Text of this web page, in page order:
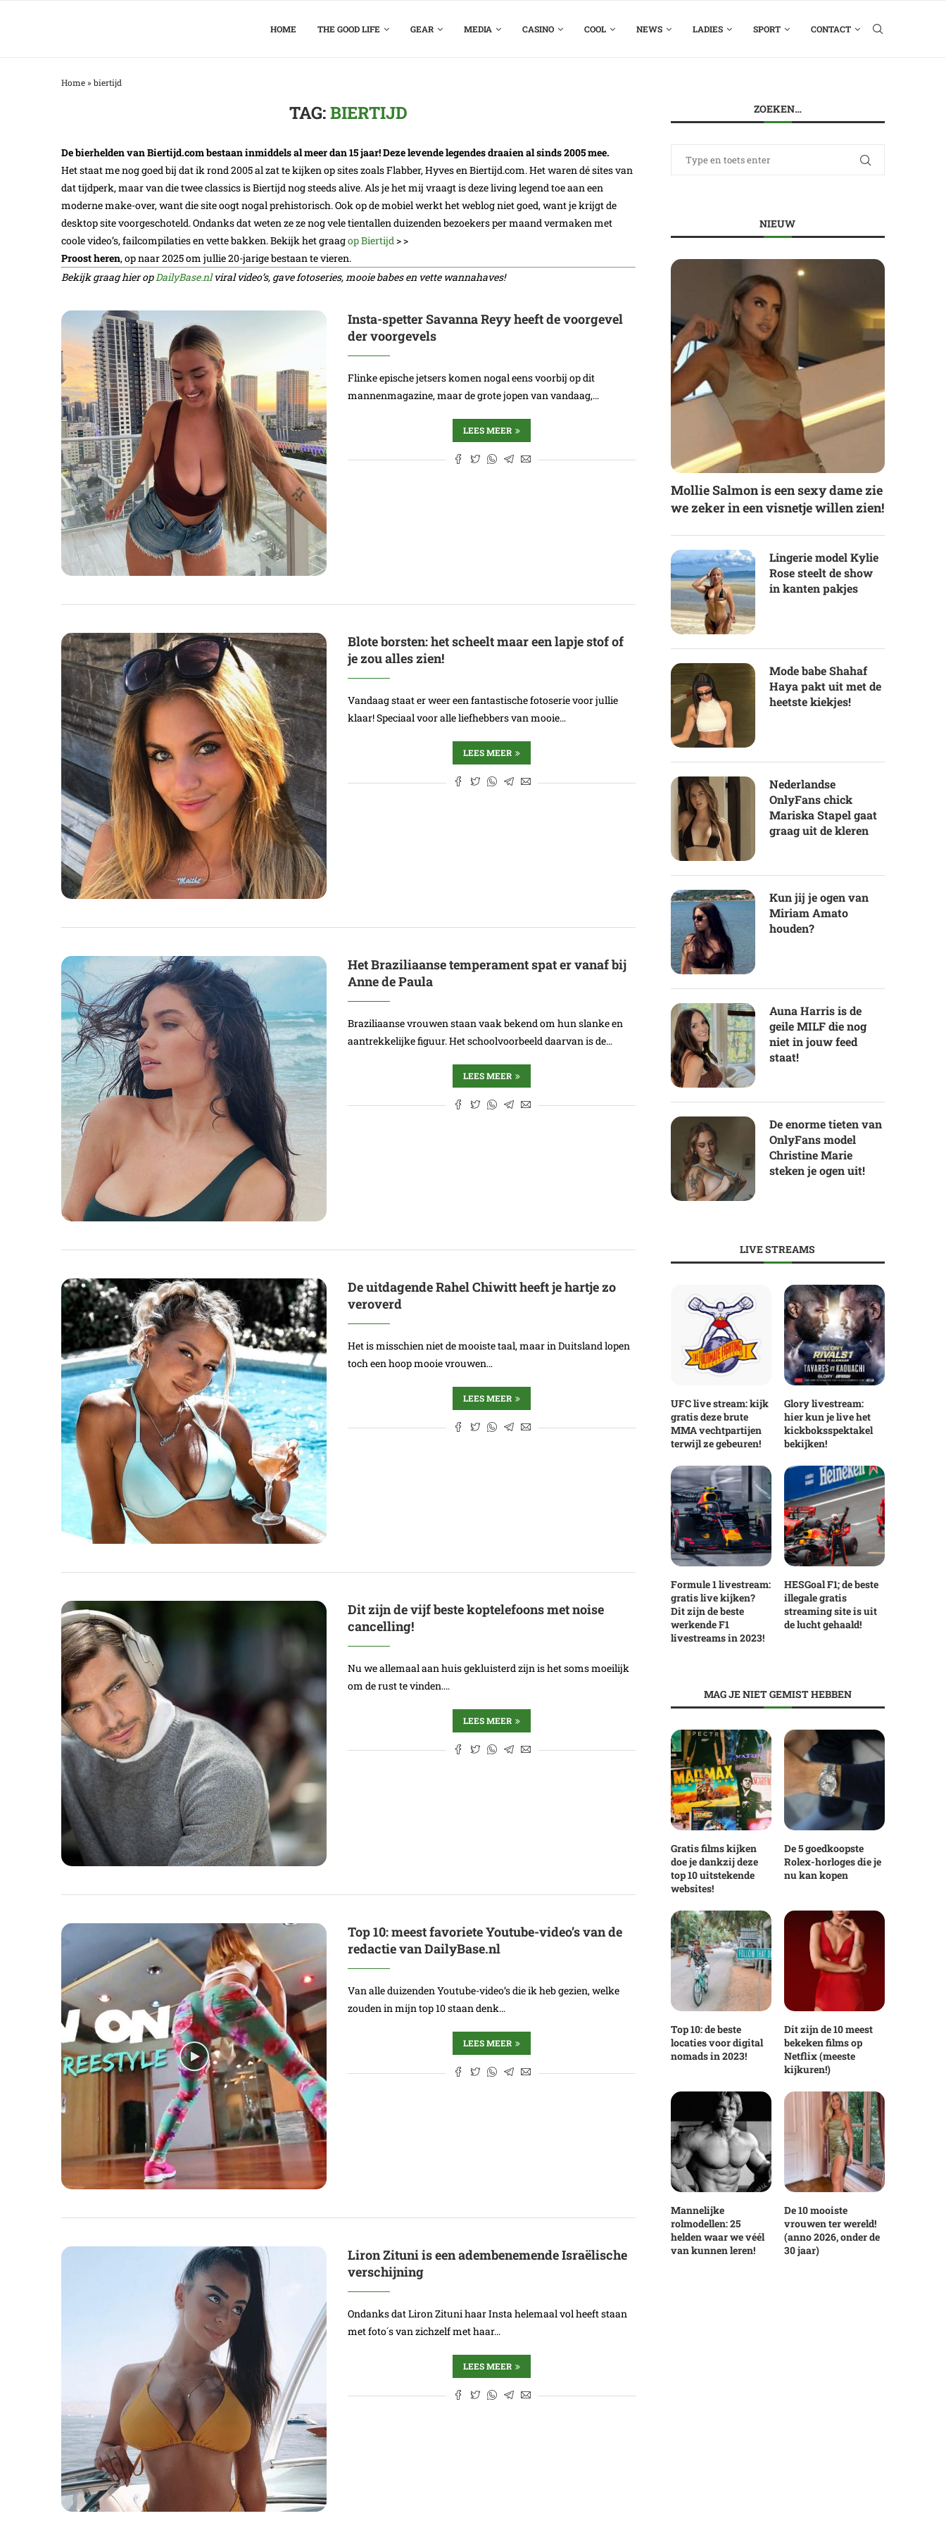
HOME THE GOOD LIFE GEAR MEDIA CASINO COOL NEWS LADIES SPORT CONTACT
Home» biertijd
TAG:BIERTIJD
De bierhelden van Biertijd.com bestaan inmiddels al meer dan 15 jaar! Deze levende legendes draaien al sinds 2005 mee.
Het staat me nog goed bij dat ik rond 2005 al zat te kijken op sites zoals Flabber, Hyves en Biertijd.com. Het waren dé sites van
dat tijdperk, maar van die twee classics is Biertijd nog steeds alive. Als je het mij vraagt is deze living legend toe aan een
moderne make-over, want die site oogt nogal prehistorisch. Ook op de mobiel werkt het weblog niet goed, want je krijgt de
desktop site voorgeschoteld. Ondanks dat weten ze ze nog vele tientallen duizenden bezoekers per maand vermaken met
coole video’s, failcompilaties en vette bakken. Bekijk het graagop Biertijd> >
Proost heren, op naar 2025 om jullie 20-jarige bestaan te vieren.
Bekijk graag hier opDailyBase.nlviral video’s, gave fotoseries, mooie babes en vette wannahaves!
Insta-spetter Savanna Reyy heeft de voorgevel
der voorgevels
Flinke epische jetsers komen nogal eens voorbij op dit
mannenmagazine, maar de grote jopen van vandaag,…
LEES MEER
Blote borsten: het scheelt maar een lapje stof of
je zou alles zien!
Vandaag staat er weer een fantastische fotoserie voor jullie
klaar! Speciaal voor alle liefhebbers van mooie…
LEES MEER
Het Braziliaanse temperament spat er vanaf bij
Anne de Paula
Braziliaanse vrouwen staan vaak bekend om hun slanke en
aantrekkelijke figuur. Het schoolvoorbeeld daarvan is de…
LEES MEER
De uitdagende Rahel Chiwitt heeft je hartje zo
veroverd
Het is misschien niet de mooiste taal, maar in Duitsland lopen
toch een hoop mooie vrouwen…
LEES MEER
Dit zijn de vijf beste koptelefoons met noise
cancelling!
Nu we allemaal aan huis gekluisterd zijn is het soms moeilijk
om de rust te vinden.…
LEES MEER
Top 10: meest favoriete Youtube-video’s van de
redactie van DailyBase.nl
Van alle duizenden Youtube-video’s die ik heb gezien, welke
zouden in mijn top 10 staan denk…
LEES MEER
Liron Zituni is een adembenemende Israëlische
verschijning
Ondanks dat Liron Zituni haar Insta helemaal vol heeft staan
met foto´s van zichzelf met haar…
LEES MEER
ZOEKEN…
NIEUW
Mollie Salmon is een sexy dame zie
we zeker in een visnetje willen zien!
Lingerie model Kylie
Rose steelt de show
in kanten pakjes
Mode babe Shahaf
Haya pakt uit met de
heetste kiekjes!
Nederlandse
OnlyFans chick
Mariska Stapel gaat
graag uit de kleren
Kun jij je ogen van
Miriam Amato
houden?
Auna Harris is de
geile MILF die nog
niet in jouw feed
staat!
De enorme tieten van
OnlyFans model
Christine Marie
steken je ogen uit!
LIVE STREAMS
UFC live stream: kijk
gratis deze brute
MMA vechtpartijen
terwijl ze gebeuren!
Glory livestream:
hier kun je live het
kickboksspektakel
bekijken!
Formule 1 livestream:
gratis live kijken?
Dit zijn de beste
werkende F1
livestreams in 2023!
HESGoal F1; de beste
illegale gratis
streaming site is uit
de lucht gehaald!
MAG JE NIET GEMIST HEBBEN
Gratis films kijken
doe je dankzij deze
top 10 uitstekende
websites!
De 5 goedkoopste
Rolex-horloges die je
nu kan kopen
Top 10: de beste
locaties voor digital
nomads in 2023!
Dit zijn de 10 meest
bekeken films op
Netflix (meeste
kijkuren!)
Mannelijke
rolmodellen: 25
helden waar we véél
van kunnen leren!
De 10 mooiste
vrouwen ter wereld!
(anno 2026, onder de
30 jaar)